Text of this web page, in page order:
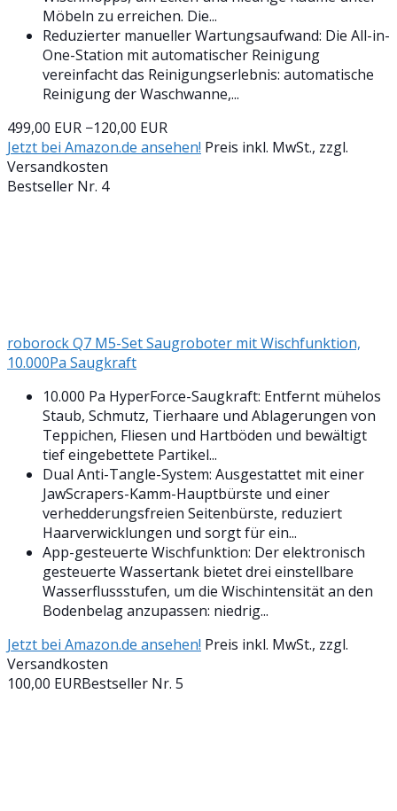
Möbeln zu erreichen. Die...
Reduzierter manueller Wartungsaufwand: Die All-in-
One-Station mit automatischer Reinigung
vereinfacht das Reinigungserlebnis: automatische
Reinigung der Waschwanne,...
499,00 EUR −120,00 EUR
Jetzt bei Amazon.de ansehen! Preis inkl. MwSt., zzgl.
Versandkosten
Bestseller Nr. 4
roborock Q7 M5-Set Saugroboter mit Wischfunktion,
10.000Pa Saugkraft
10.000 Pa HyperForce-Saugkraft: Entfernt mühelos
Staub, Schmutz, Tierhaare und Ablagerungen von
Teppichen, Fliesen und Hartböden und bewältigt
tief eingebettete Partikel...
Dual Anti-Tangle-System: Ausgestattet mit einer
JawScrapers-Kamm-Hauptbürste und einer
verhedderungsfreien Seitenbürste, reduziert
Haarverwicklungen und sorgt für ein...
App-gesteuerte Wischfunktion: Der elektronisch
gesteuerte Wassertank bietet drei einstellbare
Wasserflussstufen, um die Wischintensität an den
Bodenbelag anzupassen: niedrig...
Jetzt bei Amazon.de ansehen! Preis inkl. MwSt., zzgl.
Versandkosten
100,00 EURBestseller Nr. 5